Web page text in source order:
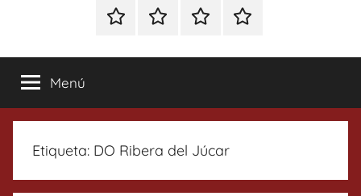
Especial
Tonics
Enoturismo
Gastronomía
RankingContacto
Menú
Etiqueta: DO Ribera del Júcar